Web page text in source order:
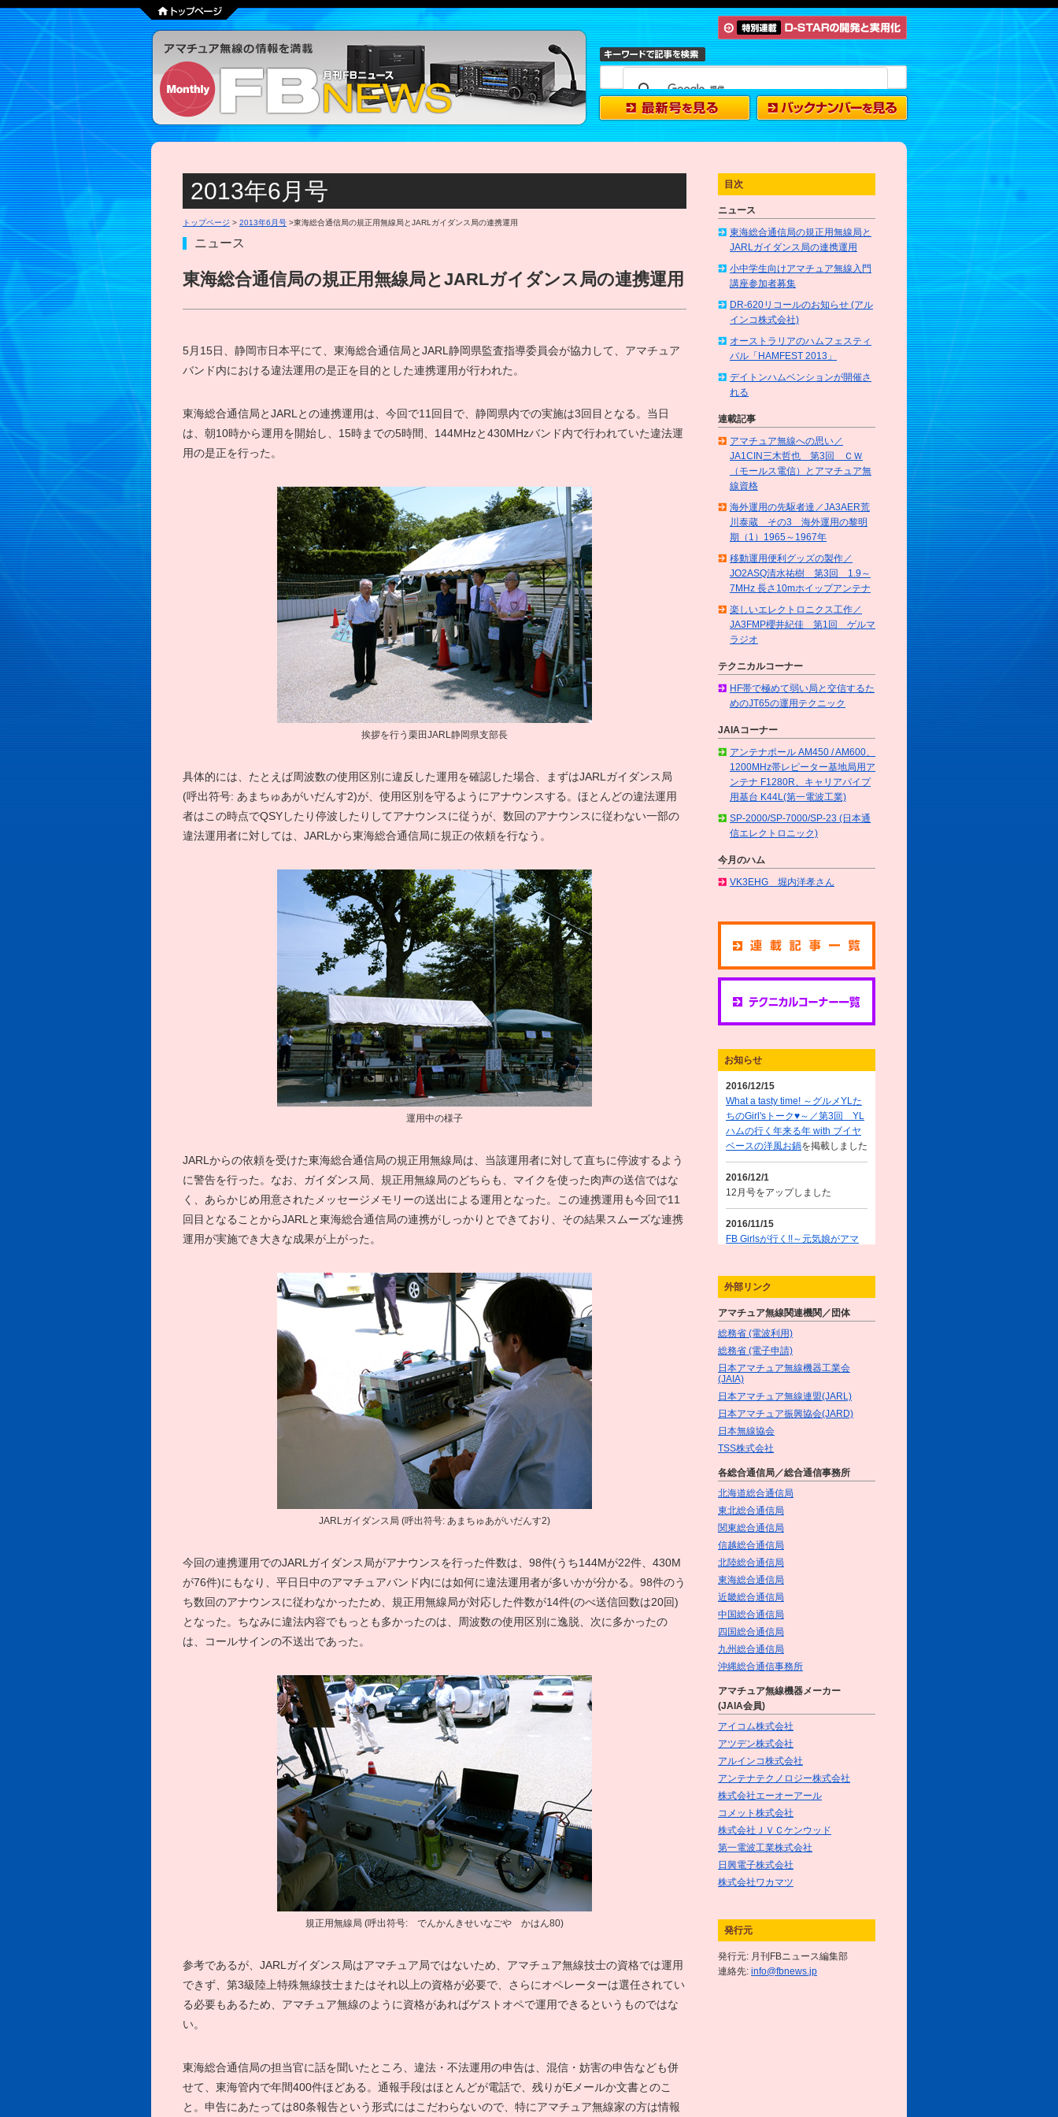
2013年6月号
トップページ > 2013年6月号 >東海総合通信局の規正用無線局とJARLガイダンス局の連携運用
ニュース
東海総合通信局の規正用無線局とJARLガイダンス局の連携運用
5月15日、静岡市日本平にて、東海総合通信局とJARL静岡県監査指導委員会が協力して、アマチュア
バンド内における違法運用の是正を目的とした連携運用が行われた。
東海総合通信局とJARLとの連携運用は、今回で11回目で、静岡県内での実施は3回目となる。当日
は、朝10時から運用を開始し、15時までの5時間、144MHzと430MHzバンド内で行われていた違法運
用の是正を行った。
挨拶を行う栗田JARL静岡県支部長
具体的には、たとえば周波数の使用区別に違反した運用を確認した場合、まずはJARLガイダンス局
(呼出符号: あまちゅあがいだんす2)が、使用区別を守るようにアナウンスする。ほとんどの違法運用
者はこの時点でQSYしたり停波したりしてアナウンスに従うが、数回のアナウンスに従わない一部の
違法運用者に対しては、JARLから東海総合通信局に規正の依頼を行なう。
運用中の様子
JARLからの依頼を受けた東海総合通信局の規正用無線局は、当該運用者に対して直ちに停波するよう
に警告を行った。なお、ガイダンス局、規正用無線局のどちらも、マイクを使った肉声の送信ではな
く、あらかじめ用意されたメッセージメモリーの送出による運用となった。この連携運用も今回で11
回目となることからJARLと東海総合通信局の連携がしっかりとできており、その結果スムーズな連携
運用が実施でき大きな成果が上がった。
JARLガイダンス局 (呼出符号: あまちゅあがいだんす2)
今回の連携運用でのJARLガイダンス局がアナウンスを行った件数は、98件(うち144Mが22件、430M
が76件)にもなり、平日日中のアマチュアバンド内には如何に違法運用者が多いかが分かる。98件のう
ち数回のアナウンスに従わなかったため、規正用無線局が対応した件数が14件(のべ送信回数は20回)
となった。ちなみに違法内容でもっとも多かったのは、周波数の使用区別に逸脱、次に多かったの
は、コールサインの不送出であった。
規正用無線局 (呼出符号: でんかんきせいなごや かはん80)
参考であるが、JARLガイダンス局はアマチュア局ではないため、アマチュア無線技士の資格では運用
できず、第3級陸上特殊無線技士またはそれ以上の資格が必要で、さらにオペレーターは選任されてい
る必要もあるため、アマチュア無線のように資格があればゲストオペで運用できるというものではな
い。
東海総合通信局の担当官に話を聞いたところ、違法・不法運用の申告は、混信・妨害の申告なども併
せて、東海管内で年間400件ほどある。通報手段はほとんどが電話で、残りがEメールか文書とのこ
と。申告にあたっては80条報告という形式にはこだわらないので、特にアマチュア無線家の方は情報
目次
ニュース
東海総合通信局の規正用無線局と
JARLガイダンス局の連携運用
小中学生向けアマチュア無線入門
講座参加者募集
DR-620リコールのお知らせ (アル
インコ株式会社)
オーストラリアのハムフェスティ
バル「HAMFEST 2013」
デイトンハムベンションが開催さ
れる
連載記事
アマチュア無線への思い／
JA1CIN三木哲也 第3回 ＣＷ
（モールス電信）とアマチュア無
線資格
海外運用の先駆者達／JA3AER荒
川泰蔵 その3 海外運用の黎明
期（1）1965～1967年
移動運用便利グッズの製作／
JO2ASQ清水祐樹 第3回 1.9～
7MHz 長さ10mホイップアンテナ
楽しいエレクトロニクス工作／
JA3FMP櫻井紀佳 第1回 ゲルマ
ラジオ
テクニカルコーナー
HF帯で極めて弱い局と交信するた
めのJT65の運用テクニック
JAIAコーナー
アンテナポール AM450 / AM600、
1200MHz帯レピーター基地局用ア
ンテナ F1280R、キャリアパイプ
用基台 K44L(第一電波工業)
SP-2000/SP-7000/SP-23 (日本通
信エレクトロニック)
今月のハム
VK3EHG 堀内洋孝さん
お知らせ
2016/12/15
What a tasty time! ～グルメYLた
ちのGirl'sトーク♥～／第3回 YL
ハムの行く年来る年 with ブイヤ
ベースの洋風お鍋を掲載しました
2016/12/1
12月号をアップしました
2016/11/15
FB Girlsが行く!!～元気娘がアマ
編）!を掲載しました
What a tasty time! ～グルメYLた
ちのGirl'sトーク♥～／第2回 YL
ハムの悩み解決！with サケのフ
レンチトースト
2016/11/1
11月号をアップしました
2016/10/17
FB Girlsが行く!!～元気娘がアマ
チュア無線を体験～／＜第3話＞
元気娘、秋の休日を楽しむ!!（前
編）!を掲載しました
【新連載】What a tasty time! ～
グルメYLたちのGirl'sトーク♥～
／第１回 FB Girlsのプライベー
トQSO with 土瓶蒸しのリゾッ
トを掲載しました
2016/10/1
10月号をアップしました
2016/9/15
FB Girlsが行く!!～元気娘がアマ
チュア無線を体験～／＜第2話＞
験!!を掲載しました
2016/9/1
9月号をアップしました
2016/8/17
チュア無線を体験～／＜第1話＞
元気娘がアマチュア無線の国家試
験に挑戦!!を掲載しました
2016/8/1
8月号をアップしました
7月号をアップしました
2016/6/1
6月号をアップしました
外部リンク
アマチュア無線関連機関／団体
総務省 (電波利用)
総務省 (電子申請)
日本アマチュア無線機器工業会
(JAIA)
日本アマチュア無線連盟(JARL)
日本アマチュア振興協会(JARD)
日本無線協会
TSS株式会社
各総合通信局／総合通信事務所
北海道総合通信局
東北総合通信局
関東総合通信局
信越総合通信局
北陸総合通信局
東海総合通信局
近畿総合通信局
中国総合通信局
四国総合通信局
九州総合通信局
沖縄総合通信事務所
アマチュア無線機器メーカー
(JAIA会員)
アイコム株式会社
アツデン株式会社
アルインコ株式会社
アンテナテクノロジー株式会社
株式会社エーオーアール
コメット株式会社
株式会社ＪＶＣケンウッド
第一電波工業株式会社
日興電子株式会社
株式会社ワカマツ
発行元
発行元: 月刊FBニュース編集部
連絡先: info@fbnews.jp